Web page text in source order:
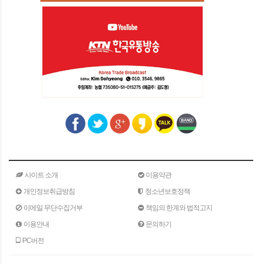
사이트 소개
이용약관
개인정보취급방침
청소년보호정책
이메일 무단수집거부
책임의 한계와 법적고지
이용안내
문의하기
PC버전